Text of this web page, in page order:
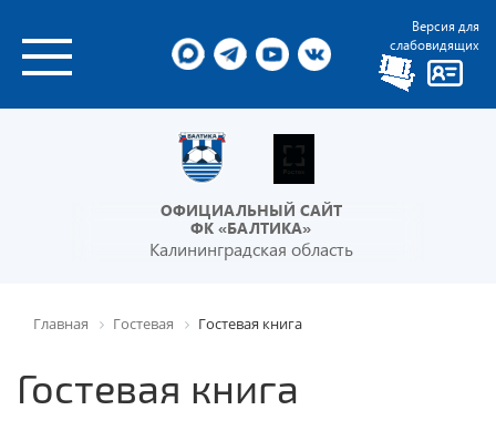
Версия для
слабовидящих
ОФИЦИАЛЬНЫЙ САЙТ
ФК «БАЛТИКА»
Калининградская область
Главная Гостевая Гостевая книга
Гостевая книга